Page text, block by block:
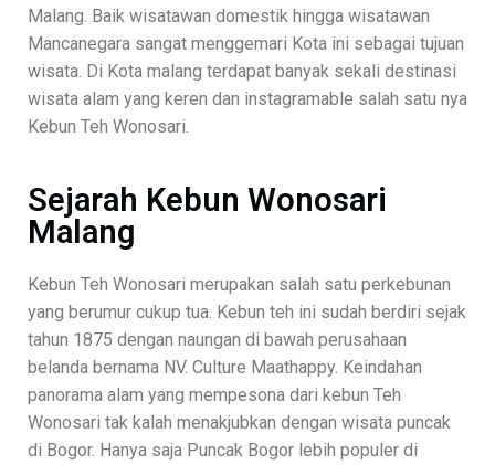
Malang. Baik wisatawan domestik hingga wisatawan
Mancanegara sangat menggemari Kota ini sebagai tujuan
wisata. Di Kota malang terdapat banyak sekali destinasi
wisata alam yang keren dan instagramable salah satu nya
Kebun Teh Wonosari.
Sejarah Kebun Wonosari
Malang
Kebun Teh Wonosari merupakan salah satu perkebunan
yang berumur cukup tua. Kebun teh ini sudah berdiri sejak
tahun 1875 dengan naungan di bawah perusahaan
belanda bernama NV. Culture Maathappy. Keindahan
panorama alam yang mempesona dari kebun Teh
Wonosari tak kalah menakjubkan dengan wisata puncak
di Bogor. Hanya saja Puncak Bogor lebih populer di